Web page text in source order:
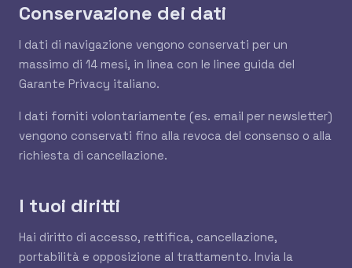
Conservazione dei dati
I dati di navigazione vengono conservati per un
massimo di 14 mesi, in linea con le linee guida del
Garante Privacy italiano.
I dati forniti volontariamente (es. email per newsletter)
vengono conservati fino alla revoca del consenso o alla
richiesta di cancellazione.
I tuoi diritti
Hai diritto di accesso, rettifica, cancellazione,
portabilità e opposizione al trattamento. Invia la